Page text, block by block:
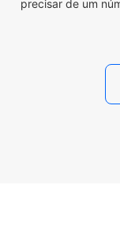
precisar de um